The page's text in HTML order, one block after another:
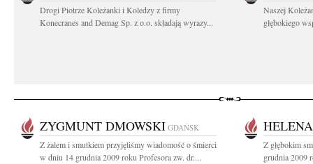
Drogi Piotrze Koleżanki i Koledzy z firmy
Konecranes and Demag Sp. z o.o. składają wyrazy...
Naszej
głębokiego
ZYGMUNT DMOWSKI GDAŃSK
Z żalem i smutkiem przyjęliśmy wiadomość o śmierci
w dniu 14 grudnia 2009 roku Profesora zw. dr....
Z głębokim
grudnia 2009